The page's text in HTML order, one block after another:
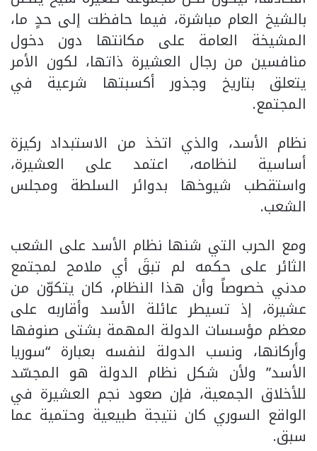
بالشيخ العام مباشرة، فيما حافظت إلى حدٍ ما،
المشيخة العامة على مكانتها دون دخول
منافسين من رجال العشيرة ذاتها، لكون الأمر
يتعلق بتاريخ وجذور أكسبتها شرعية في
المجتمع.
نظام الأسد، والذي اتخذ من الاستبداد ركيزة
أساسية لنظامه، اعتمد على العشيرة،
واستقطب شيوخها بدوائر السلطة ومجلس
الشعب.
ومع الحرب التي شنها نظام الأسد على الشعب
الثائر على حكمه لم تبقَ أي ملامح لمجتمع
مدني خصوصاً وأن هذا النظام، كان يتكوّن من
عشيرة، إذ تسيطر عائلة الأسد وأقاربه على
معظم مؤسسات الدولة المهمة بشتى صنوفها
وأركانها، ونسب الدولة لنفسه بعبارة “سوريا
الأسد” ولأن شكل نظام الدولة هو المجسّد
للأخلاق الجمعية، فإن صعود نجم العشيرة في
الواقع السوري كان نتيجة طبيعية وحتمية عما
سبق.